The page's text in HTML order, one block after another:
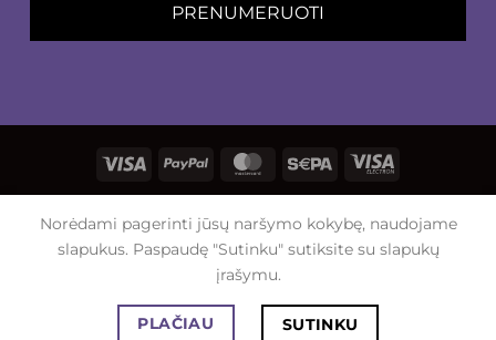
PRENUMERUOTI
Visa PayPal MasterCard
Sepa
Visa
Visos teisės saugomos 2026 ©malvinosnamai.lt
Norėdami pagerinti jūsų naršymo kokybę, naudojame
slapukus. Paspaudę "Sutinku" sutiksite su slapukų
įrašymu.
PLAČIAU SUTINKU